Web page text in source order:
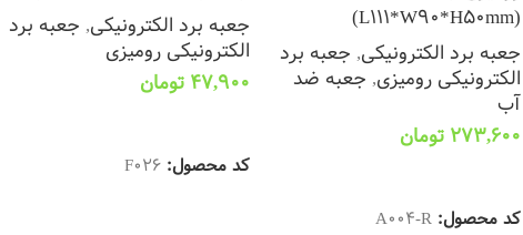
(L111*W90*H50mm)
جعبه برد الکترونیکی, جعبه برد
الکترونیکی رومیزی, جعبه ضد
آب
273,600 تومان
کد محصول: A004-R
جعبه برد الکترونیکی, جعبه برد
الکترونیکی رومیزی
47,900 تومان
کد محصول:F026